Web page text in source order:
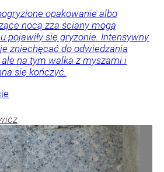
opakowanie albo
nocą zza ściany mogą
pojawiły się gryzonie. Intensywny
zniechęcać do odwiedzania
na tym walka z myszami i
się kończyć.